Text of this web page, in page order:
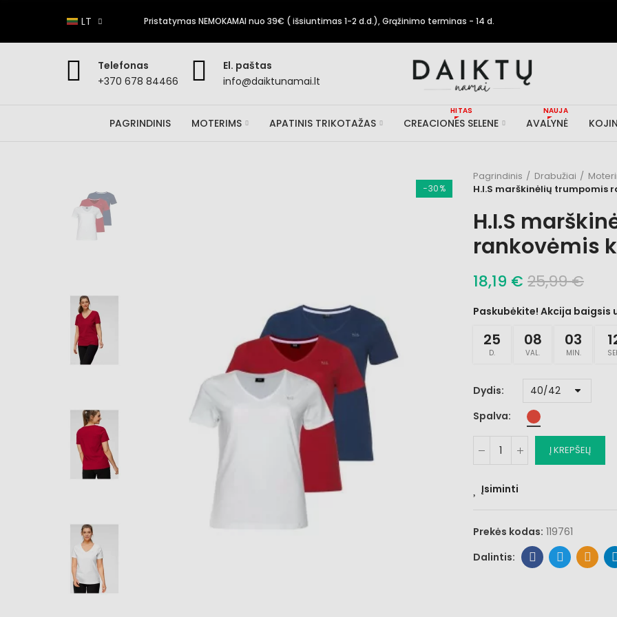
LT Pristatymas NEMOKAMAI nuo 39€ ( išsiuntimas 1-2 d.d.), Grąžinimo terminas - 14 d.
Telefonas
+370 678 84466
El. paštas
info@daiktunamai.lt
PAGRINDINIS MOTERIMS APATINIS TRIKOTAŽAS CREACIONES SELENE
HITAS
AVALYNĖ
NAUJA
−30%
Pagrindinis Drabužiai
H.I.S marškinėlių trumpomis
H.I.S
rankovėmis
18,19 € 25,99 €
Paskubėkite! Akcija baigsis
25
D.
08
VAL.
03
MIN.
Dydis
Spalva
Į KREPŠELĮ
Įsiminti
Prekės kodas: 119761